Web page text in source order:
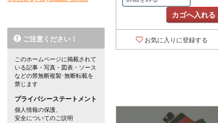
カゴへ入れる
お気に入りに登録する
ご注意ください！
このホームページに掲載されて
いる記事・写真・図表・ソース
などの禁無断複製･無断転載を
禁じます
プライバシーステートメント
個人情報の保護、
安全についてのご説明